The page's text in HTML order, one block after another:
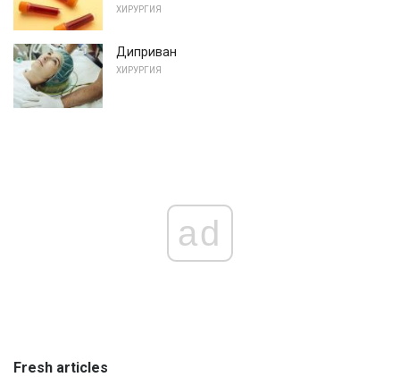
ХИРУРГИЯ
Диприван
ХИРУРГИЯ
ad
Fresh articles